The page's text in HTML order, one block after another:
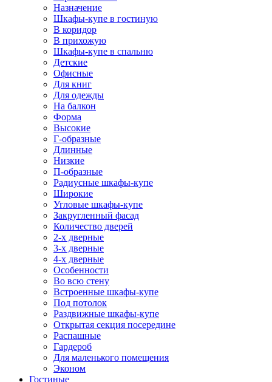
Назначение
Шкафы-купе в гостиную
В коридор
В прихожую
Шкафы-купе в спальню
Детские
Офисные
Для книг
Для одежды
На балкон
Форма
Высокие
Г-образные
Длинные
Низкие
П-образные
Радиусные шкафы-купе
Широкие
Угловые шкафы-купе
Закругленный фасад
Количество дверей
2-х дверные
3-х дверные
4-х дверные
Особенности
Во всю стену
Встроенные шкафы-купе
Под потолок
Раздвижные шкафы-купе
Открытая секция посередине
Распашные
Гардероб
Для маленького помещения
Эконом
Гостиные